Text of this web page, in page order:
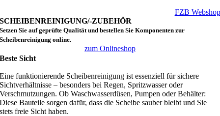
FZB Webshop
SCHEIBENREINIGUNG/-ZUBEHÖR
Setzen Sie auf geprüfte Qualität und bestellen Sie Komponenten zur
Scheibenreinigung online.
zum Onlineshop
Beste Sicht
Eine funktionierende Scheibenreinigung ist essenziell für sichere
Sichtverhältnisse – besonders bei Regen, Spritzwasser oder
Verschmutzungen. Ob Waschwasserdüsen, Pumpen oder Behälter:
Diese Bauteile sorgen dafür, dass die Scheibe sauber bleibt und Sie
stets freie Sicht haben.